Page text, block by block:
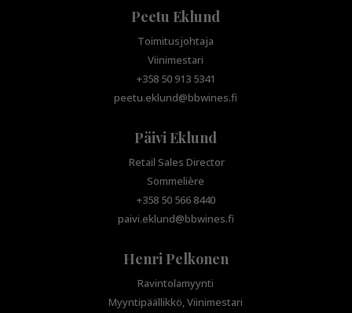
Peetu Eklund
Toimitusjohtaja
Viinimestari
+358 50 913 5341
peetu.eklund@bbwines.fi
Päivi Eklund
Retail Sales Director
Sommelière
+358 50 566 8440
paivi.eklund@bbwines.fi
Henri Pelkonen
Ravintolamyynti
Myyntipäällikkö, Viinimestari